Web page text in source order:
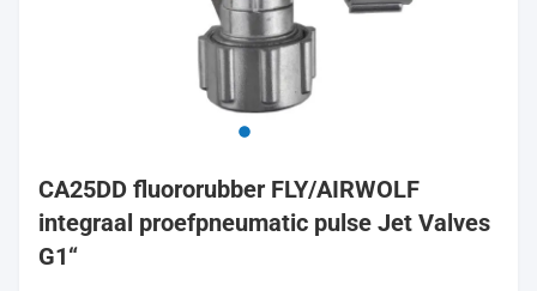
CA25DD fluororubber FLY/AIRWOLF
integraal proefpneumatic pulse Jet Valves
G1“